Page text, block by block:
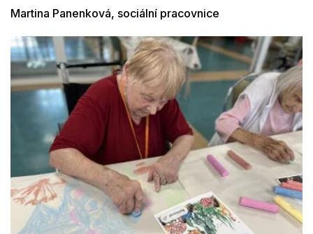
Martina Panenková, sociální pracovnice